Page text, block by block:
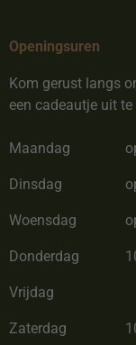
Openingsuren
Kom gerust langs
een cadeautje uit te
Maandag
Dinsdag
Woensdag
Donderdag
Vrijdag
Zaterdag